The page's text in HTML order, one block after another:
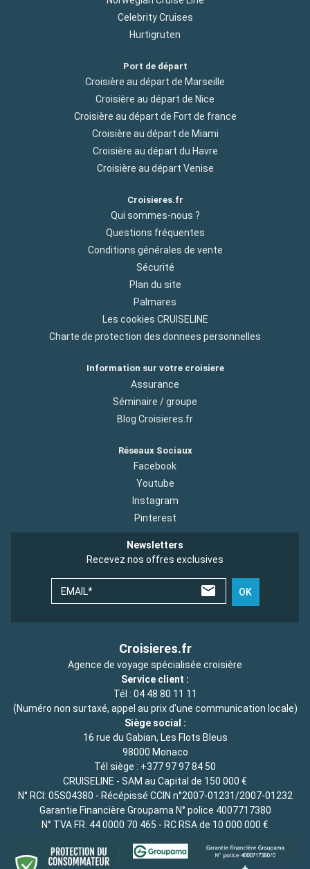
Celebrity Cruises
Hurtigruten
Port de départ
Croisière au départ de Marseille
Croisière au départ de Nice
Croisière au départ de Fort de france
Croisière au départ de Miami
Croisière au départ du Havre
Croisière au départ Venise
Croisieres.fr
Qui sommes-nous ?
Questions fréquentes
Conditions générales de vente
Sécurité
Plan du site
Palmares
Les cookies CRUISELINE
Charte de protection des donnees personnelles
Information sur votre croisiere
Assurance
Séminaire / groupe
Blog Croisieres.fr
Réseaux Sociaux
Facebook
Youtube
Instagram
Pinterest
Newsletters
Recevez nos offres exclusives
EMAIL* OK
Croisieres.fr
Agence de voyage spécialisée croisière
Service client :
Tél : 04 48 80 11 11
(Numéro non surtaxé, appel au prix d'une communication locale)
Siège social :
16 rue du Gabian, Les Flots Bleus
98000 Monaco
Tél siège : +377 97 97 84 50
CRUISELINE - SAM au Capital de 150 000 €
N° RCI: 05S04380 - Récépissé CCIN n°2007-01231/2007-01232
Garantie Financière Groupama N° police 4007717380
N° TVA FR. 44 0000 70 465 - RC RSA de 10 000 000 €